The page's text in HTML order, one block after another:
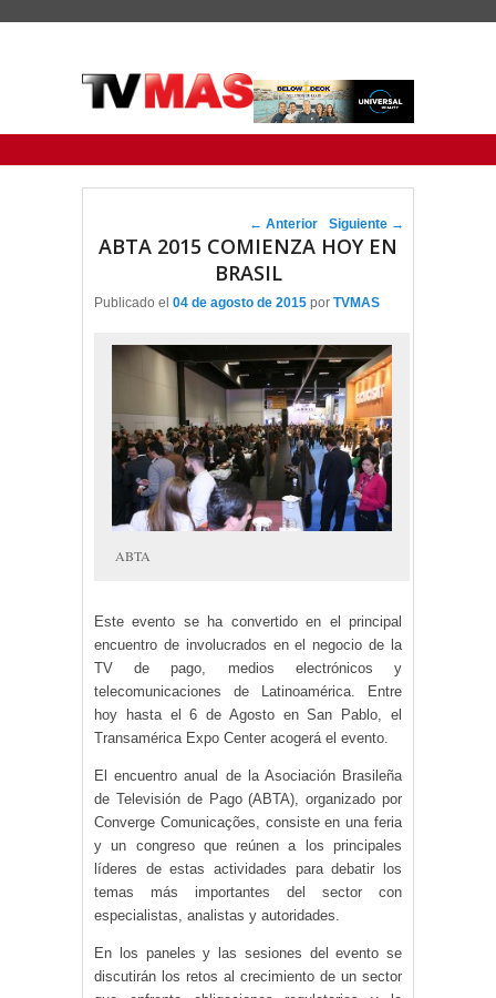
Navegador de artículos
← Anterior Siguiente →
ABTA 2015 COMIENZA HOY EN
BRASIL
Publicado el 04 de agosto de 2015 por TVMAS
ABTA
Este evento se ha convertido en el principal
encuentro de involucrados en el negocio de la
TV de pago, medios electrónicos y
telecomunicaciones de Latinoamérica. Entre
hoy hasta el 6 de Agosto en San Pablo, el
Transamérica Expo Center acogerá el evento.
El encuentro anual de la Asociación Brasileña
de Televisión de Pago (ABTA), organizado por
Converge Comunicações, consiste en una feria
y un congreso que reúnen a los principales
líderes de estas actividades para debatir los
temas más importantes del sector con
especialistas, analistas y autoridades.
En los paneles y las sesiones del evento se
discutirán los retos al crecimiento de un sector